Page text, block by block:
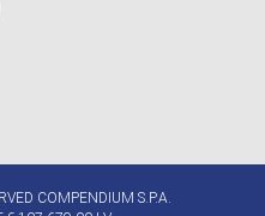
COMPENDIUM S.P.A.